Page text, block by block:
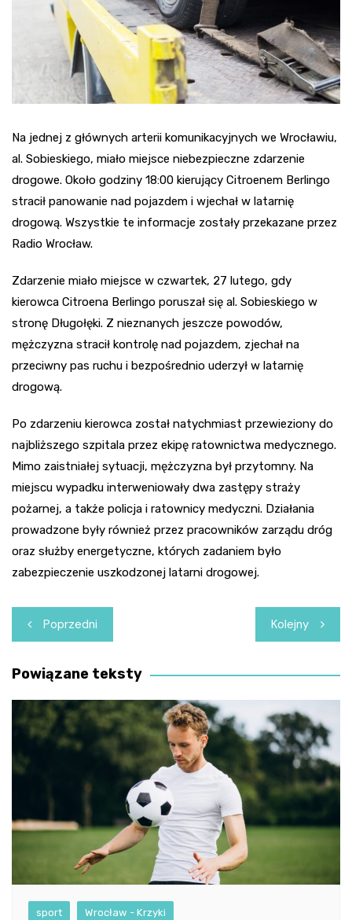
Na jednej z głównych arterii komunikacyjnych we Wrocławiu,
al. Sobieskiego, miało miejsce niebezpieczne zdarzenie
drogowe. Około godziny 18:00 kierujący Citroenem Berlingo
stracił panowanie nad pojazdem i wjechał w latarnię
drogową. Wszystkie te informacje zostały przekazane przez
Radio Wrocław.
Zdarzenie miało miejsce w czwartek, 27 lutego, gdy
kierowca Citroena Berlingo poruszał się al. Sobieskiego w
stronę Długołęki. Z nieznanych jeszcze powodów,
mężczyzna stracił kontrolę nad pojazdem, zjechał na
przeciwny pas ruchu i bezpośrednio uderzył w latarnię
drogową.
Po zdarzeniu kierowca został natychmiast przewieziony do
najbliższego szpitala przez ekipę ratownictwa medycznego.
Mimo zaistniałej sytuacji, mężczyzna był przytomny. Na
miejscu wypadku interweniowały dwa zastępy straży
pożarnej, a także policja i ratownicy medyczni. Działania
prowadzone były również przez pracowników zarządu dróg
oraz służby energetyczne, których zadaniem było
zabezpieczenie uszkodzonej latarni drogowej.
Nawigacja
wpisu
Poprzedni Kolejny
Powiązane teksty
sport Wrocław - Krzyki